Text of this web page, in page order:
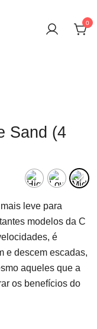
0
Sand (4
leve para
modelos da C
é
e descem escadas,
aqueles que a
os benefícios do